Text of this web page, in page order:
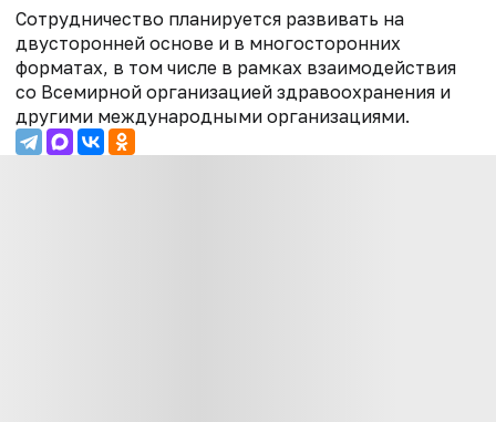
Сотрудничество планируется развивать на
двусторонней основе и в многосторонних
форматах, в том числе в рамках взаимодействия
со Всемирной организацией здравоохранения и
другими международными организациями.